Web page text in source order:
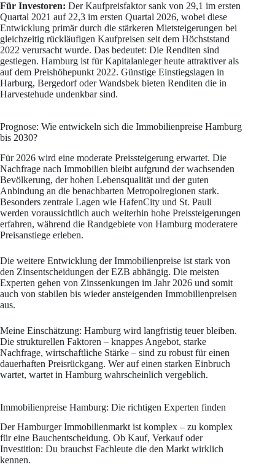
Für Investoren: Der Kaufpreisfaktor sank von 29,1 im ersten
Quartal 2021 auf 22,3 im ersten Quartal 2026, wobei diese
Entwicklung primär durch die stärkeren Mietsteigerungen bei
gleichzeitig rückläufigen Kaufpreisen seit dem Höchststand
2022 verursacht wurde. Das bedeutet: Die Renditen sind
gestiegen. Hamburg ist für Kapitalanleger heute attraktiver als
auf dem Preishöhepunkt 2022. Günstige Einstiegslagen in
Harburg, Bergedorf oder Wandsbek bieten Renditen die in
Harvestehude undenkbar sind.
Prognose: Wie entwickeln sich die Immobilienpreise Hamburg
bis 2030?
Für 2026 wird eine moderate Preissteigerung erwartet. Die
Nachfrage nach Immobilien bleibt aufgrund der wachsenden
Bevölkerung, der hohen Lebensqualität und der guten
Anbindung an die benachbarten Metropolregionen stark.
Besonders zentrale Lagen wie HafenCity und St. Pauli
werden voraussichtlich auch weiterhin hohe Preissteigerungen
erfahren, während die Randgebiete von Hamburg moderatere
Preisanstiege erleben.
Die weitere Entwicklung der Immobilienpreise ist stark von
den Zinsentscheidungen der EZB abhängig. Die meisten
Experten gehen von Zinssenkungen im Jahr 2026 und somit
auch von stabilen bis wieder ansteigenden Immobilienpreisen
aus.
Meine Einschätzung: Hamburg wird langfristig teuer bleiben.
Die strukturellen Faktoren – knappes Angebot, starke
Nachfrage, wirtschaftliche Stärke – sind zu robust für einen
dauerhaften Preisrückgang. Wer auf einen starken Einbruch
wartet, wartet in Hamburg wahrscheinlich vergeblich.
Immobilienpreise Hamburg: Die richtigen Experten finden
Der Hamburger Immobilienmarkt ist komplex – zu komplex
für eine Bauchentscheidung. Ob Kauf, Verkauf oder
Investition: Du brauchst Fachleute die den Markt wirklich
kennen.